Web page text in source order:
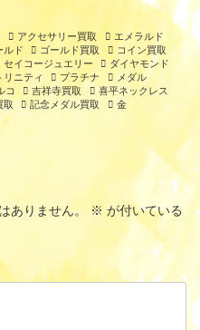
アクセサリー買取
エメラルド
ルド ゴールド買取
コイン買取
セイコージュエリー
ダイヤモンド
リニティ プラチナ
メダル
コ 吉祥寺買取
喜平ネックレス
取 記念メダル買取
金
ありません。 ※ が付いている